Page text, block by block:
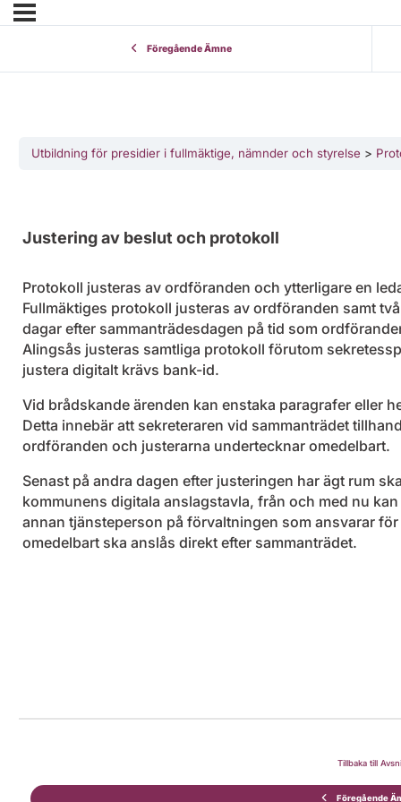
Föregående Ämne
Utbildning för presidier i fullmäktige, nämnder och styrelse
Justering av beslut och protokoll
Protokoll justeras av ordföranden och ytterligare en
Fullmäktiges protokoll justeras av ordföranden samt
dagar efter sammanträdesdagen på tid som
Alingsås justeras samtliga protokoll förutom
justera digitalt krävs bank-id.
Vid brådskande ärenden kan enstaka paragrafer eller
Detta innebär att sekreteraren vid sammanträdet
ordföranden och justerarna undertecknar omedelbart.
Senast på andra dagen efter justeringen har ägt rum
kommunens digitala anslagstavla, från och med nu
annan tjänsteperson på förvaltningen som ansvarar
omedelbart ska anslås direkt efter sammanträdet.
Föregående
Tillbaka till